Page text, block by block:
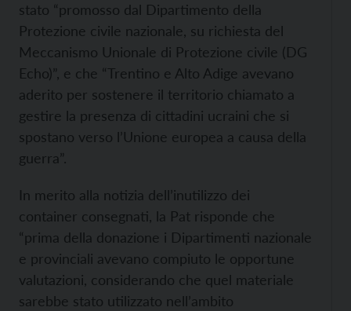
stato “promosso dal Dipartimento della
Protezione civile nazionale, su richiesta del
Meccanismo Unionale di Protezione civile (DG
Echo)”, e che “Trentino e Alto Adige avevano
aderito per sostenere il territorio chiamato a
gestire la presenza di cittadini ucraini che si
spostano verso l’Unione europea a causa della
guerra”.
In merito alla notizia dell’inutilizzo dei
container consegnati, la Pat risponde che
“prima della donazione i Dipartimenti nazionale
e provinciali avevano compiuto le opportune
valutazioni, considerando che quel materiale
sarebbe stato utilizzato nell’ambito